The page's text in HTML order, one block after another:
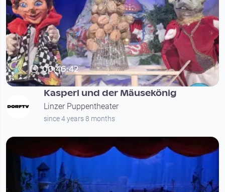
00:46:42
Kasperl und der Mäusekönig
Linzer Puppentheater
since 4 years 8 months